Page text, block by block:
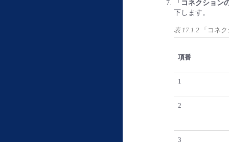
「コネクション
下します。
表 17.1.2 「コネ
項番
1
2
3